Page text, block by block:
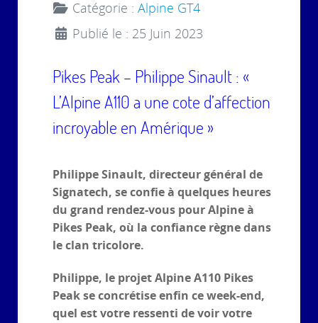
Catégorie : Alpine GT4
Publié le : 25 Juin 2023
Pikes Peak – Philippe Sinault : «
L’Alpine A110 a une cote d’affection
incroyable en Amérique »
Philippe Sinault, directeur général de
Signatech, se confie à quelques heures
du grand rendez-vous pour Alpine à
Pikes Peak, où la confiance règne dans
le clan tricolore.
Philippe, le projet Alpine A110 Pikes
Peak se concrétise enfin ce week-end,
quel est votre ressenti de voir votre